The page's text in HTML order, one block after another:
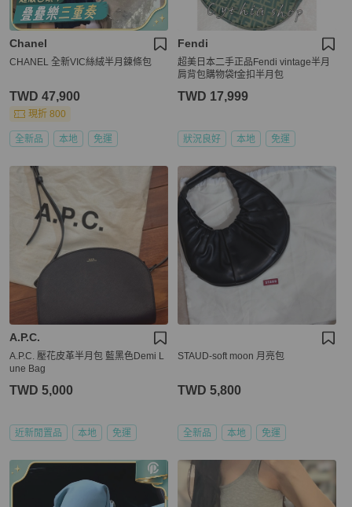
Chanel
CHANEL 全新VIC絲絨半月鍊條包
TWD 47,900
現折 800
全新品 本地 免運
Fendi
超美日本二手正品Fendi vintage半月
肩背包購物袋f金扣半月包
TWD 17,999
狀況良好 本地 免運
A.P.C.
A.P.C. 壓花皮革半月包 藍黑色Demi L
une Bag
TWD 5,000
近新閒置品 本地 免運
STAUD-soft moon 月亮包
TWD 5,800
全新品 本地 免運